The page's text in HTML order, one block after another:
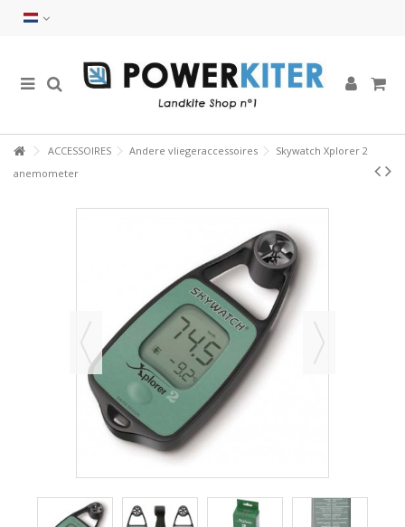
ACCESSOIRES Andere vliegeraccessoires
Skywatch Xplorer 2
anemometer